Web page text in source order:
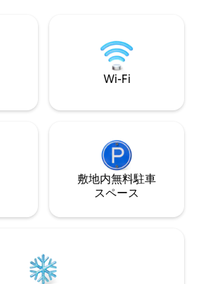
Old Market!
parking spot.
ッドルーム+クイ
ド（5人用） ✔ オ
ング ✔ フルキッ
Wi-Fi ✔ 駐車スペース 詳細は以下
Wi-Fi
敷地内無料駐⁠車
ス⁠ペ⁠ー⁠ス